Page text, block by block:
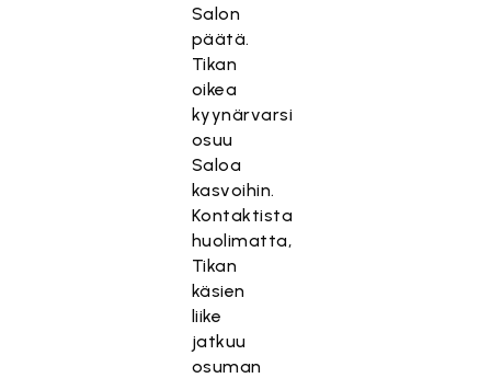
Salon
päätä.
Tikan
oikea
kyynärvarsi
osuu
Saloa
kasvoihin.
Kontaktista
huolimatta,
Tikan
käsien
liike
jatkuu
osuman